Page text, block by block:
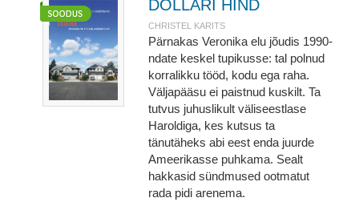
DOLLARI HIND
CHRISTEL KARITS
Pärnakas Veronika elu jõudis 1990-
ndate keskel tupikusse: tal polnud
korralikku tööd, kodu ega raha.
Väljapääsu ei paistnud kuskilt. Ta
tutvus juhuslikult väliseestlase
Haroldiga, kes kutsus ta
tänutäheks abi eest enda juurde
Ameerikasse puhkama. Sealt
hakkasid sündmused ootmatut
rada pidi arenema.